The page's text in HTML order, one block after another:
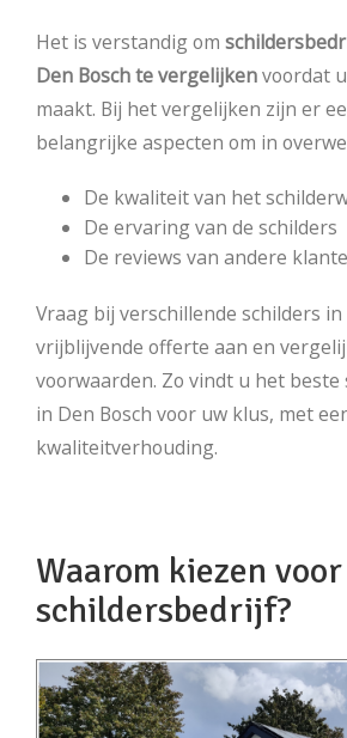
Het is verstandig om
Den Bosch te vergelijkenvoordat
maakt. Bij het vergelijken zijn er
belangrijke aspecten om in
De kwaliteit van het
De ervaring van de schilders
De reviews van andere
Vraag bij verschillende schilders in
vrijblijvende offerte aan en
voorwaarden. Zo vindt u het
in Den Bosch voor uw klus, met
kwaliteitverhouding.
Waarom kiezen
schildersbedrijf?